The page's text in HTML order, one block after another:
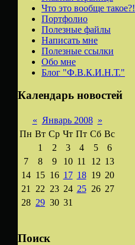
Что это вообще такое?!
Портфолио
Полезные файлы
Написать мне
Полезные ссылки
Обо мне
Блог "Ф.В.К.И.Н.Т."
Календарь новостей
« Январь 2008 »
Пн Вт Ср Чт Пт Сб Вс
1
2 3 4 5
6
7
8 9 10 11 12 13
14 15 16 17 18 19 20
21
22 23 24 25 26 27
28 29 30 31
Поиск